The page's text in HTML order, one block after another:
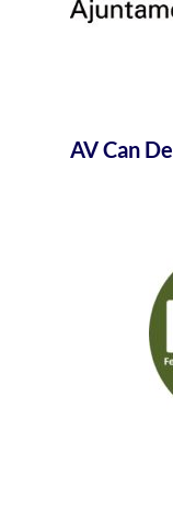
AV Can